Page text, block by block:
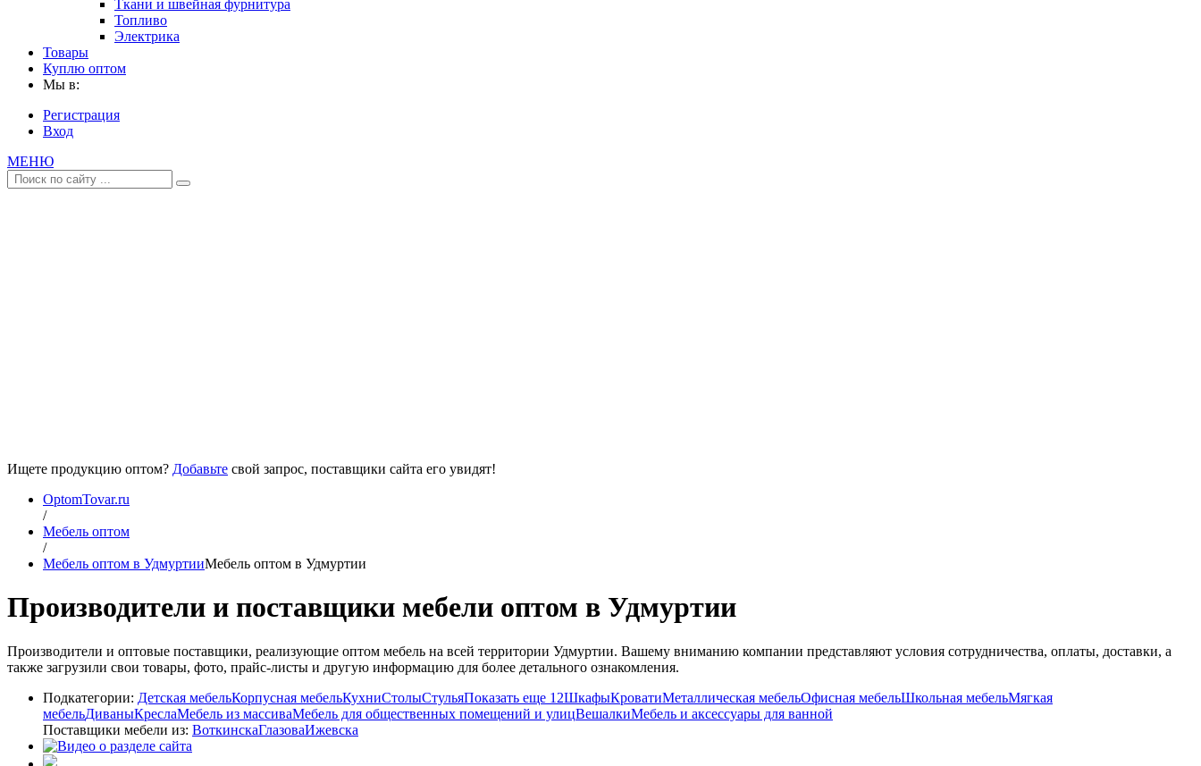
Ткани и швейная фурнитура
Топливо
Электрика
Товары
Куплю оптом
Мы в:
Регистрация
Вход
МЕНЮ
Ищете продукцию оптом? Добавьте свой запрос, поставщики сайта его увидят!
OptomTovar.ru
/
Мебель оптом
/
Мебель оптом в УдмуртииМебель оптом в Удмуртии
Производители и поставщики мебели оптом в Удмуртии
Производители и оптовые поставщики, реализующие оптом мебель на всей территории Удмуртии. Вашему вниманию компании представляют условия сотрудничества, оплаты, доставки, а
также загрузили свои товары, фото, прайс-листы и другую информацию для более детального ознакомления.
Подкатегории: Детская мебельКорпусная мебельКухниСтолыСтульяПоказать еще 12ШкафыКроватиМеталлическая мебельОфисная мебельШкольная мебельМягкая
мебельДиваныКреслаМебель из массиваМебель для общественных помещений и улицВешалкиМебель и аксессуары для ванной
Поставщики мебели из: ВоткинскаГлазоваИжевска